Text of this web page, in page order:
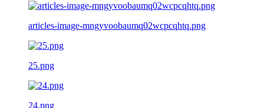
articles-image-mngyvoobaumq02wcpcqhtq.png
25.png
24.png